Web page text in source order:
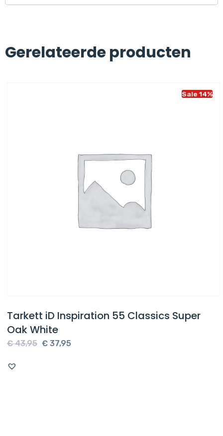
Gerelateerde producten
Sale 14%
Tarkett iD Inspiration 55 Classics Super
Oak White
€43,95
Oorspronkelijke
€37,95Huidige